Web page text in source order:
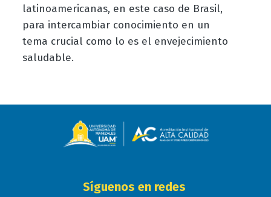
latinoamericanas, en este caso de Brasil,
para intercambiar conocimiento en un
tema crucial como lo es el envejecimiento
saludable.
Síguenos en redes